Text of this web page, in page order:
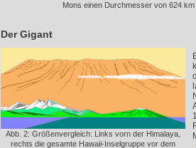
Mons einen Durchmesser von 624
Der Gigant
Abb. 2: Größenvergleich: Links vorn der Himalaya,
rechts die gesamte Hawaii-Inselgruppe vor dem
„